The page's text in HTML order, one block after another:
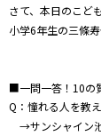
会社概要
さて、本日のこど
小学6年生の三條
■一問一答！10の
Q：憧れる人を教
→サンシャイン